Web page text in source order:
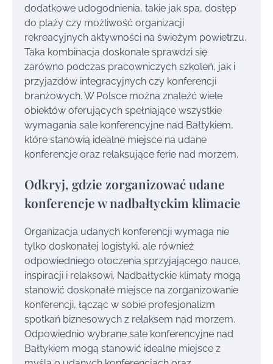
dodatkowe udogodnienia, takie jak spa, dostęp
do plaży czy możliwość organizacji
rekreacyjnych aktywności na świeżym powietrzu.
Taka kombinacja doskonale sprawdzi się
zarówno podczas pracowniczych szkoleń, jak i
przyjazdów integracyjnych czy konferencji
branżowych. W Polsce można znaleźć wiele
obiektów oferujących spełniające wszystkie
wymagania sale konferencyjne nad Bałtykiem,
które stanowią idealne miejsce na udane
konferencje oraz relaksujące ferie nad morzem.
Odkryj, gdzie zorganizować udane
konferencje w nadbałtyckim klimacie
Organizacja udanych konferencji wymaga nie
tylko doskonałej logistyki, ale również
odpowiedniego otoczenia sprzyjającego nauce,
inspiracji i relaksowi. Nadbałtyckie klimaty mogą
stanowić doskonałe miejsce na zorganizowanie
konferencji, łącząc w sobie profesjonalizm
spotkań biznesowych z relaksem nad morzem.
Odpowiednio wybrane sale konferencyjne nad
Bałtykiem mogą stanowić idealne miejsce z